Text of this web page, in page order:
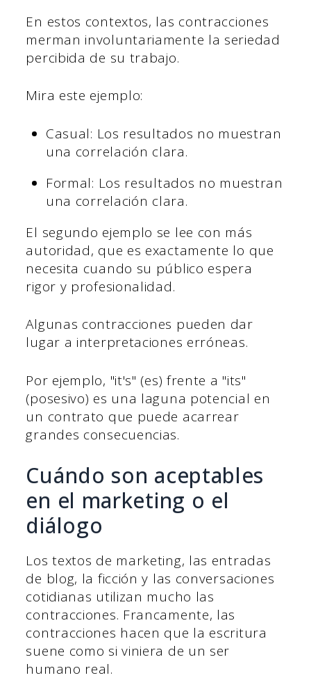
En estos contextos, las contracciones
merman involuntariamente la seriedad
percibida de su trabajo.
Mira este ejemplo:
Casual: Los resultados no muestran
una correlación clara.
Formal: Los resultados no muestran
una correlación clara.
El segundo ejemplo se lee con más
autoridad, que es exactamente lo que
necesita cuando su público espera
rigor y profesionalidad.
Algunas contracciones pueden dar
lugar a interpretaciones erróneas.
Por ejemplo, "it's" (es) frente a "its"
(posesivo) es una laguna potencial en
un contrato que puede acarrear
grandes consecuencias.
Cuándo son aceptables
en el marketing o el
diálogo
Los textos de marketing, las entradas
de blog, la ficción y las conversaciones
cotidianas utilizan mucho las
contracciones. Francamente, las
contracciones hacen que la escritura
suene como si viniera de un ser
humano real.